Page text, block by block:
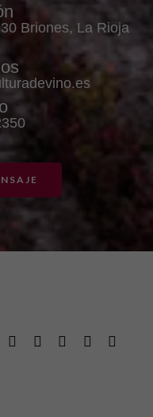
Briones, La Rioja